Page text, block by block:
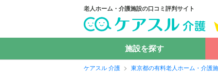
老人ホーム・介護施設の口コミ評判サイト
施設を探す
ケアスル 介護 東京都の有料老人ホーム・介護